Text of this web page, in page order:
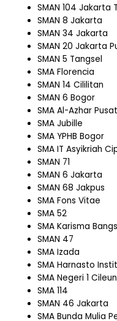
SMAN 104 Jakarta
SMAN 8 Jakarta
SMAN 34 Jakarta
SMAN 20 Jakarta
SMAN 5 Tangsel
SMA Florencia
SMAN 14 Cililitan
SMAN 6 Bogor
SMA Al-Azhar Pusat
SMA Jubille
SMA YPHB Bogor
SMA IT Asyikriah
SMAN 71
SMAN 6 Jakarta
SMAN 68 Jakpus
SMA Fons Vitae
SMA 52
SMA Karisma
SMAN 47
SMA Izada
SMA Harnasto
SMA Negeri 1
SMA 114
SMAN 46 Jakarta
SMA Bunda Mulia